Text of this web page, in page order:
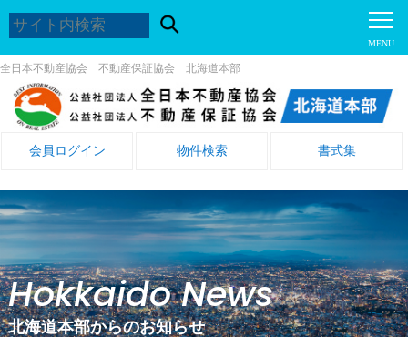
全日本不動産協会 不動産保証協会 北海道本部
会員ログイン 物件検索 書式集
Hokkaido News
北海道本部からのお知らせ